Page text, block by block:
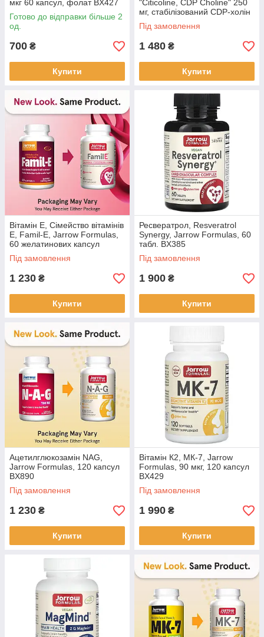
мкг 60 капсул, фолат BX427
Готово до відправки більше 2
од.
700 ₴
Купити
"Citicoline, CDP Choline" 250
мг, стабілізований CDP-холін
60 капсул BX319
Під замовлення
1 480 ₴
Купити
Вітамін Е, Сімейство вітамінів
E, Famil-E, Jarrow Formulas,
60 желатинових капсул
BX569
Під замовлення
1 230 ₴
Купити
Ресвератрол, Resveratrol
Synergy, Jarrow Formulas, 60
табл. BX385
Під замовлення
1 900 ₴
Купити
Ацетилглюкозамін NAG,
Jarrow Formulas, 120 капсул
BX890
Під замовлення
1 230 ₴
Купити
Вітамін К2, МК-7, Jarrow
Formulas, 90 мкг, 120 капсул
BX429
Під замовлення
1 990 ₴
Купити